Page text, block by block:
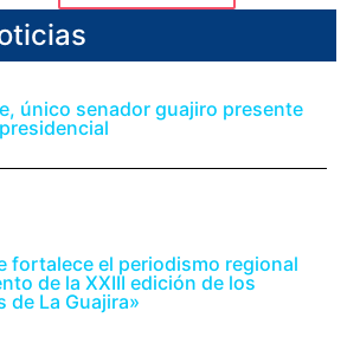
único senador guajiro presente
fortalece el periodismo regional
de la XXIII edición de los
de La Guajira»